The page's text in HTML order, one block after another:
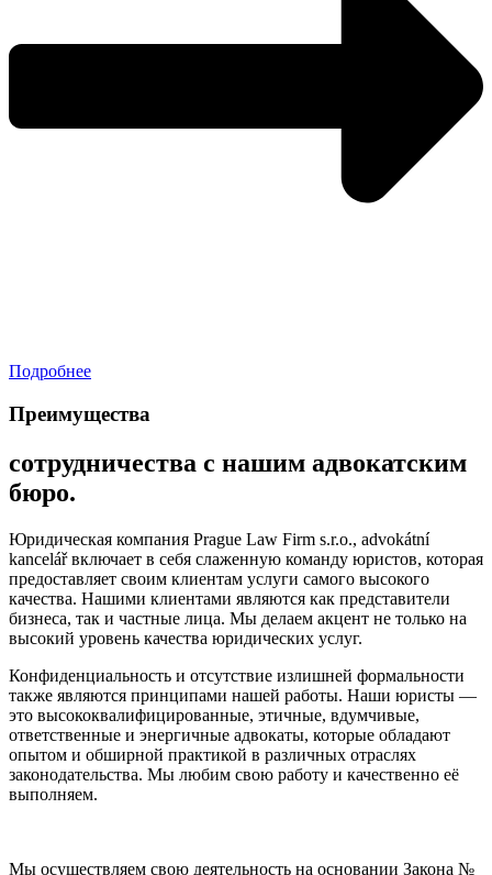
Подробнее
Преимущества
сотрудничества с нашим адвокатским
бюро.
Юридическая компания Prague Law Firm s.r.o., advokátní
kancelář включает в себя слаженную команду юристов, которая
предоставляет своим клиентам услуги самого высокого
качества. Нашими клиентами являются как представители
бизнеса, так и частные лица. Мы делаем акцент не только на
высокий уровень качества юридических услуг.
Конфиденциальность и отсутствие излишней формальности
также являются принципами нашей работы. Наши юристы —
это высококвалифицированные, этичные, вдумчивые,
ответственные и энергичные адвокаты, которые обладают
опытом и обширной практикой в различных отраслях
законодательства. Мы любим свою работу и качественно её
выполняем.
Мы осуществляем свою деятельность на основании Закона №